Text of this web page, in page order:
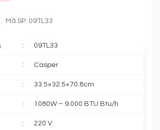
Mã SP: 09TL33
: 09TL33
: Casper
: 33.5×32.5×70.8cm
: 1080W – 9.000 BTU Btu/h
: 220 V